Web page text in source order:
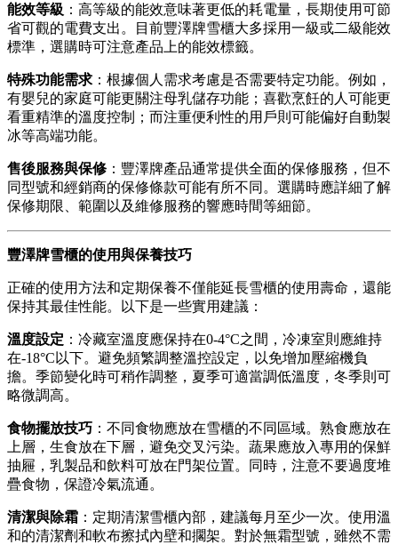
能效等級 ：高等級的能效意味著更低的耗電量，長期使用可節
省可觀的電費支出。目前豐澤牌雪櫃大多採用一級或二級能效
標準，選購時可注意產品上的能效標籤。
特殊功能需求 ：根據個人需求考慮是否需要特定功能。例如，
有嬰兒的家庭可能更關注母乳儲存功能；喜歡烹飪的人可能更
看重精準的溫度控制；而注重便利性的用戶則可能偏好自動製
冰等高端功能。
售後服務與保修 ：豐澤牌產品通常提供全面的保修服務，但不
同型號和經銷商的保修條款可能有所不同。選購時應詳細了解
保修期限、範圍以及維修服務的響應時間等細節。
豐澤牌雪櫃的使用與保養技巧
正確的使用方法和定期保養不僅能延長雪櫃的使用壽命，還能
保持其最佳性能。以下是一些實用建議：
溫度設定 ：冷藏室溫度應保持在0-4°C之間，冷凍室則應維持
在-18°C以下。避免頻繁調整溫控設定，以免增加壓縮機負
擔。季節變化時可稍作調整，夏季可適當調低溫度，冬季則可
略微調高。
食物擺放技巧 ：不同食物應放在雪櫃的不同區域。熟食應放在
上層，生食放在下層，避免交叉污染。蔬果應放入專用的保鮮
抽屜，乳製品和飲料可放在門架位置。同時，注意不要過度堆
疊食物，保證冷氣流通。
清潔與除霜 ：定期清潔雪櫃內部，建議每月至少一次。使用溫
和的清潔劑和軟布擦拭內壁和擱架。對於無霜型號，雖然不需